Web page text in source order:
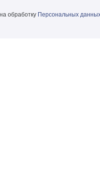
обработку Персональных